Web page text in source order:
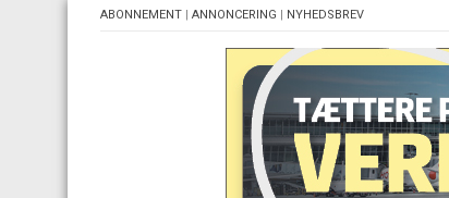
ABONNEMENT | ANNONCERING | NYHEDSBREV